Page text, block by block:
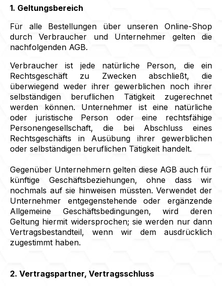
1. Geltungsbereich
Für alle Bestellungen über unseren Online-Shop
durch Verbraucher und Unternehmer gelten die
nachfolgenden AGB.
Verbraucher ist jede natürliche Person, die ein
Rechtsgeschäft zu Zwecken abschließt, die
überwiegend weder ihrer gewerblichen noch ihrer
selbständigen beruflichen Tätigkeit zugerechnet
werden können. Unternehmer ist eine natürliche
oder juristische Person oder eine rechtsfähige
Personengesellschaft, die bei Abschluss eines
Rechtsgeschäfts in Ausübung ihrer gewerblichen
oder selbständigen beruflichen Tätigkeit handelt.
Gegenüber Unternehmern gelten diese AGB auch für
künftige Geschäftsbeziehungen, ohne dass wir
nochmals auf sie hinweisen müssten. Verwendet der
Unternehmer entgegenstehende oder ergänzende
Allgemeine Geschäftsbedingungen, wird deren
Geltung hiermit widersprochen; sie werden nur dann
Vertragsbestandteil, wenn wir dem ausdrücklich
zugestimmt haben.
2. Vertragspartner, Vertragsschluss